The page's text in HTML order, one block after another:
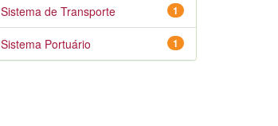
1
Sistema de Transporte
1
Sistema Portuário